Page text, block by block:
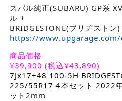
スバル純正(SUBARU) GP系
ル +
BRIDGESTONE(ブリヂストン
https://
商品価格
¥39,900 (税込¥43,890)
7Jx17+48 100-5H
225/55R17 4本セット 2022
ット2mm